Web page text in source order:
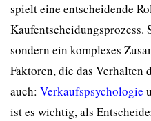
spielt eine entscheidende
sondern ein komplexes
Faktoren, die das Verhalten
auch: Verkaufspsychologie
ist es wichtig, als